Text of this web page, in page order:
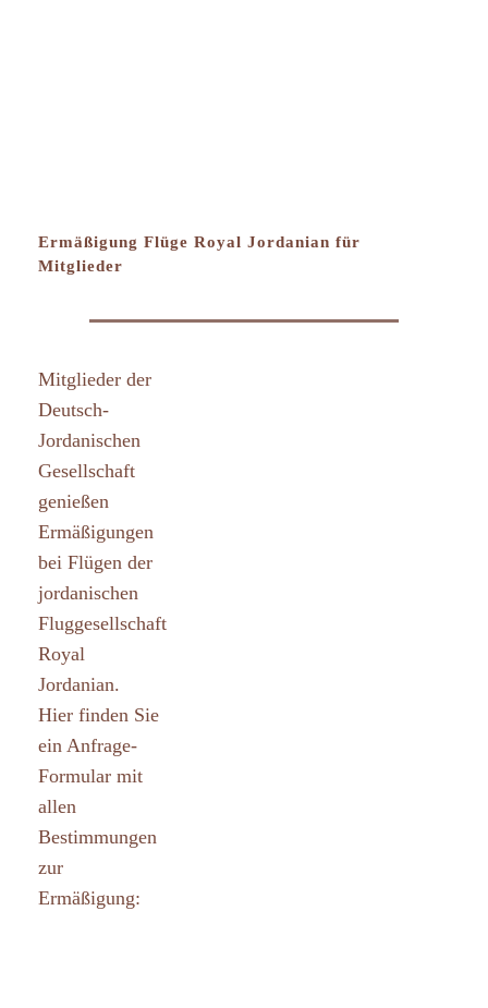
Ermäßigung Flüge Royal Jordanian für
Mitglieder
Mitglieder der
Deutsch-
Jordanischen
Gesellschaft
genießen
Ermäßigungen
bei Flügen der
jordanischen
Fluggesellschaft
Royal
Jordanian.
Hier finden Sie
ein Anfrage-
Formular mit
allen
Bestimmungen
zur
Ermäßigung: